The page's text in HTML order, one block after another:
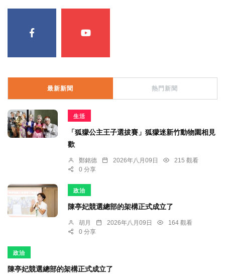
最新新聞 熱門新聞
生活
「狐獴公主王子選拔賽」狐獴迷新竹動物園相見
歡
鄭銘德 2026年八月09日
215 觀看
0 分享
政治
陳亭妃競選總部的架構正式成立了
胡月 2026年八月09日
164 觀看
0 分享
政治
陳亭妃競選總部的架構正式成立了